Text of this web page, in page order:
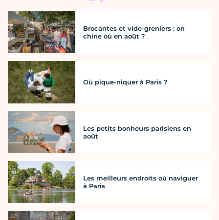
Brocantes et vide-greniers : on
chine où en août ?
Où pique-niquer à Paris ?
Les petits bonheurs parisiens en
août
Les meilleurs endroits où naviguer
à Paris